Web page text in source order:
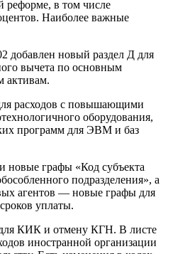
реформе, в том числе
Наиболее важные
добавлен новый раздел Д для
вычета по основным
активам.
расходов с повышающими
оборудования,
программ для ЭВМ и баз
новые графы «Код субъекта
подразделения», а
агентов — новые графы для
уплаты.
КИК и отмену КГН. В листе
иностранной организации